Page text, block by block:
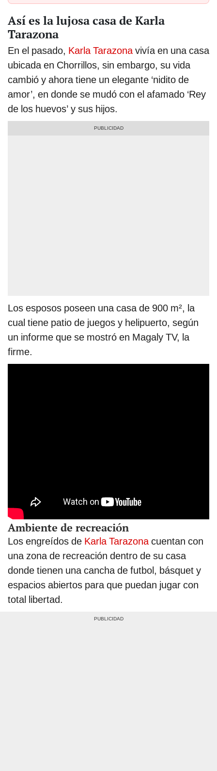
Así es la lujosa casa de Karla
Tarazona
En el pasado, Karla Tarazonavivía en una casa
ubicada en Chorrillos, sin embargo, su vida
cambió y ahora tiene un elegante ‘nidito de
amor’, en donde se mudó con el afamado ‘Rey
de los huevos’ y sus hijos.
Los esposos poseen una casa de 900 m², la
cual tiene patio de juegos y helipuerto, según
un informe que se mostró en Magaly TV, la
firme.
Ambiente de recreación
Los engreídos de Karla Tarazonacuentan con
una zona de recreación dentro de su casa
donde tienen una cancha de futbol, básquet y
espacios abiertos para que puedan jugar con
total libertad.